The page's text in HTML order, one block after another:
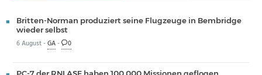
Britten-Norman produziert seine Flugzeuge in Bembridge
wieder selbst
6 August -GA- 0